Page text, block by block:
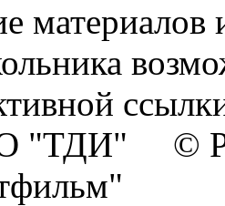
материалов
"ТДИ" ©